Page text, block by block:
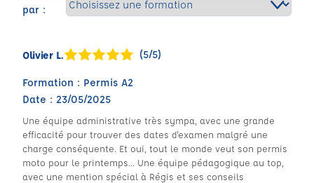
par :
Olivier L. (5/5)
Formation : Permis A2
Date : 23/05/2025
Une équipe administrative très sympa, avec une grande
efficacité pour trouver des dates d'examen malgré une
charge conséquente. Et oui, tout le monde veut son permis
moto pour le printemps... Une équipe pédagogique au top,
avec une mention spécial à Régis et ses conseils